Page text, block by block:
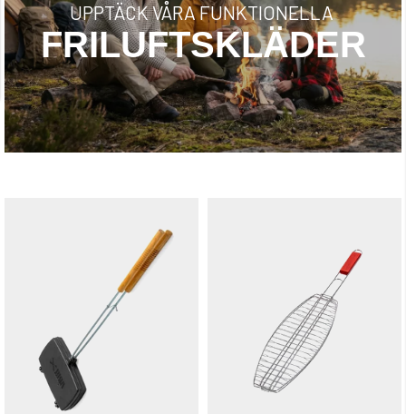
UPPTÄCK VÅRA FUNKTIONELLA
FRILUFTSKLÄDER